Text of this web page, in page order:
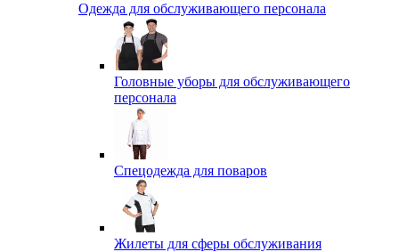
Одежда для обслуживающего персонала
Головные уборы для обслуживающего
персонала
Спецодежда для поваров
Жилеты для сферы обслуживания